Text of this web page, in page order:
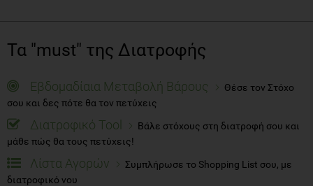
Τα "must" της Διατροφής
Εβδομαδίαια Μεταβολή Βάρους
Θέσε τον Στόχο
σου και δες πότε θα τον πετύχεις
Διατροφικό Tool
Βάλε στόχους στη διατροφή σου και
μάθε πώς θα τους πετύχεις!
Λίστα Αγορών
Συμπλήρωσε το Shopping List σου, με
διατροφικό νου